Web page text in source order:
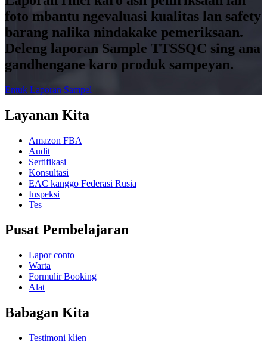
foto mbantu ngevaluasi kualitas lan safety
barang nalika nindakake pemeriksaan.
Deleng laporan Sample TTSSQC sing ana
gandhengane karo produk sampeyan.
Entuk Laporan Sampel
Layanan Kita
Amazon FBA
Audit
Sertifikasi
Konsultasi
EAC kanggo Federasi Rusia
Inspeksi
Tes
Pusat Pembelajaran
Lapor conto
Warta
Formulir Booking
Alat
Babagan Kita
Testimoni klien